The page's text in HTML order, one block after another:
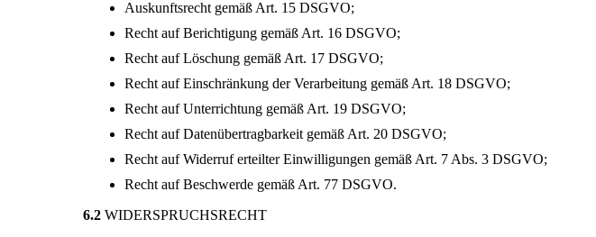
Auskunftsrecht gemäß Art. 15 DSGVO;
Recht auf Berichtigung gemäß Art. 16 DSGVO;
Recht auf Löschung gemäß Art. 17 DSGVO;
Recht auf Einschränkung der Verarbeitung gemäß Art. 18 DSGVO;
Recht auf Unterrichtung gemäß Art. 19 DSGVO;
Recht auf Datenübertragbarkeit gemäß Art. 20 DSGVO;
Recht auf Widerruf erteilter Einwilligungen gemäß Art. 7 Abs. 3 DSGVO;
Recht auf Beschwerde gemäß Art. 77 DSGVO.
6.2 WIDERSPRUCHSRECHT